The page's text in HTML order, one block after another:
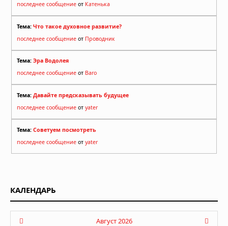
последнее сообщение от Катенька
Тема: Что такое духовное развитие?
последнее сообщение от Проводник
Тема: Эра Водолея
последнее сообщение от Baro
Тема: Давайте предсказывать будущее
последнее сообщение от yater
Тема: Советуем посмотреть
последнее сообщение от yater
КАЛЕНДАРЬ
Август 2026